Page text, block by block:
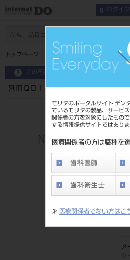
モリタのポータルサイト デン
ているモリタの製品、サービ
関係者の方を対象にしたもの
する情報提供サイトではありま
医療関係者の方は職種を
≫ 医療関係者でない方はこ
ログイン
トップページ 別冊ＱＤＩ 第５回 ＩＴＩ
この商品に関するお問い合わせ
別冊ＱＤＩ 第５回 ＩＴＩコンセン
品
価
覧
ネ
ち
発
メ
ク